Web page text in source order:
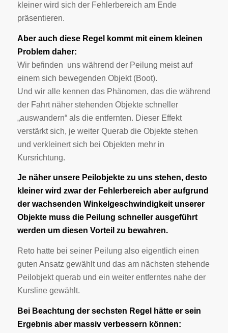
kleiner wird sich der Fehlerbereich am Ende
präsentieren.
Aber auch diese Regel kommt mit einem kleinen
Problem daher:
Wir befinden uns während der Peilung meist auf
einem sich bewegenden Objekt (Boot).
Und wir alle kennen das Phänomen, das die während
der Fahrt näher stehenden Objekte schneller
„auswandern“ als die entfernten. Dieser Effekt
verstärkt sich, je weiter Querab die Objekte stehen
und verkleinert sich bei Objekten mehr in
Kursrichtung.
Je näher unsere Peilobjekte zu uns stehen, desto
kleiner wird zwar der Fehlerbereich aber aufgrund
der wachsenden Winkelgeschwindigkeit unserer
Objekte muss die Peilung schneller ausgeführt
werden um diesen Vorteil zu bewahren.
Reto hatte bei seiner Peilung also eigentlich einen
guten Ansatz gewählt und das am nächsten stehende
Peilobjekt querab und ein weiter entferntes nahe der
Kursline gewählt.
Bei Beachtung der sechsten Regel hätte er sein
Ergebnis aber massiv verbessern können: